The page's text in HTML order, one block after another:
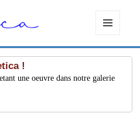
ET
WIDGETS
!
une oeuvre dans notre galerie